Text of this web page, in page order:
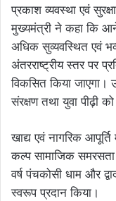
प्रकाश व्यवस्था एवं
मुख्यमंत्री ने कहा कि
अधिक सुव्यवस्थित एवं
अंतरराष्ट्रीय स्तर पर
विकसित किया जाएगा।
संरक्षण तथा युवा पीढ़ी
खाद्य एवं नागरिक
कल्प सामाजिक
वर्ष पंचकोसी धाम और
स्वरूप प्रदान किया।